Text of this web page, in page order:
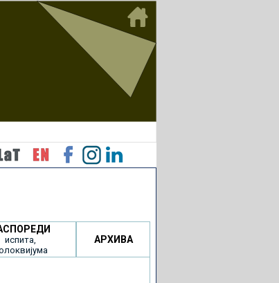
испита,
АРХИВА